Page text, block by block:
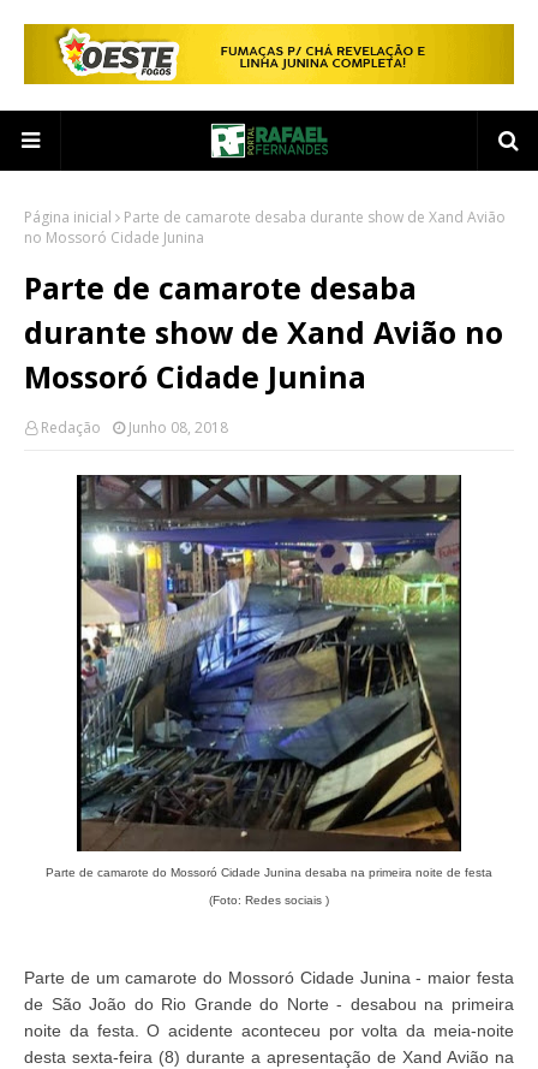
Página inicial
Parte de camarote desaba durante show de Xand Avião
no Mossoró Cidade Junina
Parte de camarote desaba
durante show de Xand Avião no
Mossoró Cidade Junina
Redação Junho 08, 2018
Parte de camarote do Mossoró Cidade Junina desaba na primeira noite de festa
(Foto: Redes sociais )
Parte de um camarote do Mossoró Cidade Junina - maior festa
de São João do Rio Grande do Norte - desabou na primeira
noite da festa. O acidente aconteceu por volta da meia-noite
desta sexta-feira (8) durante a apresentação de Xand Avião na